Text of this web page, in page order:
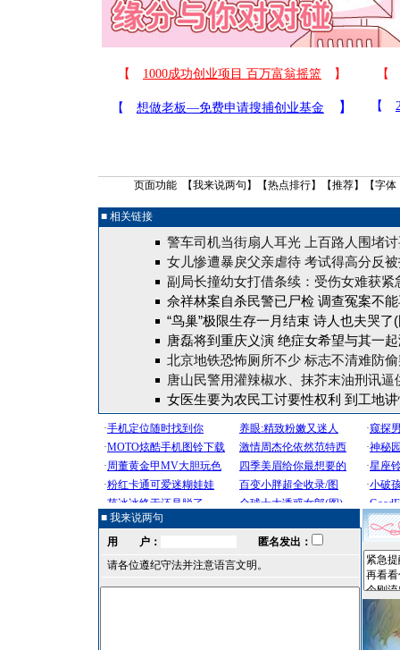
页面功能 【我来说两句 】【热点排行】【推荐】【字体
■ 相关链接
警车司机当街扇人耳光 上百路人围堵
女儿惨遭暴戾父亲虐待 考试得高分反
副局长撞幼女打借条续：受伤女难获紧
佘祥林案自杀民警已尸检 调查冤案不
“鸟巢”极限生存一月结束 诗人也夫哭了
唐磊将到重庆义演 绝症女希望与其一
北京地铁恐怖厕所不少 标志不清难防
唐山民警用灌辣椒水、抹芥末油刑讯逼
女医生要为农民工讨要性权利 到工地
■ 我来说两句
用 户：
匿名发出：
请各位遵纪守法并注意语言文明。